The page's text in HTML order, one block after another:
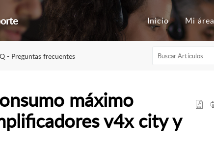
Inicio Mi área
- Preguntas frecuentes
máximo
v4x city y